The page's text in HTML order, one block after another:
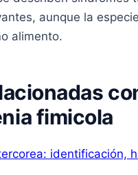
aunque la
alimento.
fimicola